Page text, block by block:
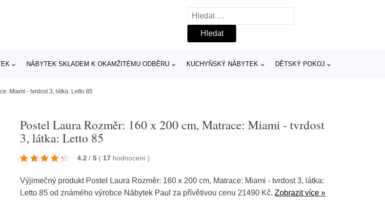
Vyhledávání
NÁBYTEK SKLADEM K OKAMŽITÉMU ODBĚRU KUCHYŇSKÝ NÁBYTEK DĚTSKÝ POKOJ
Miami - tvrdost 3, látka: Letto 85
Postel Laura Rozměr: 160 x 200 cm, Matrace: Miami - tvrdost
3, látka: Letto 85
4.2 / 5 ( 17 hodnocení)
Výjimečný produkt Postel Laura Rozměr: 160 x 200 cm, Matrace: Miami - tvrdost 3, látka:
Letto 85 od známého výrobce Nábytek Paul za přívětivou cenu 21490 Kč.Zobrazit více »